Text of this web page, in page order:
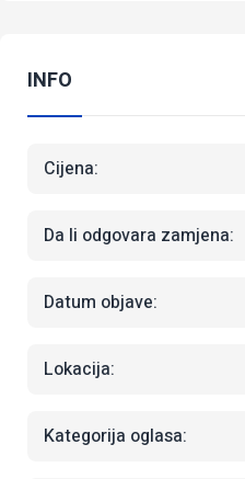
INFO
Cijena:
Da li odgovara zamjena:
Datum objave:
Lokacija:
Kategorija oglasa: